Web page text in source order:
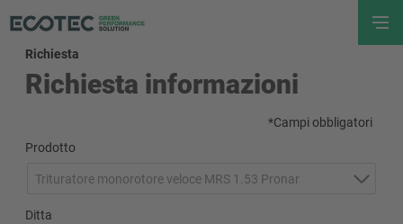
Richiesta
Richiesta informazioni
*Campi obbligatori
Prodotto
Trituratore monorotore veloce MRS 1.53 Pronar
Ditta